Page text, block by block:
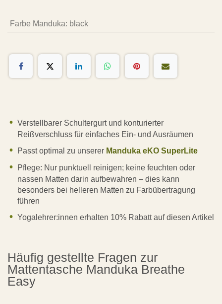
Farbe Manduka: black
Verstellbarer Schultergurt und konturierter
Reißverschluss für einfaches Ein- und Ausräumen
Passt optimal zu unserer Manduka eKO SuperLite
Pflege: Nur punktuell reinigen; keine feuchten oder
nassen Matten darin aufbewahren – dies kann
besonders bei helleren Matten zu Farbübertragung
führen
Yogalehrer:innen erhalten 10% Rabatt auf diesen Artikel
Häufig gestellte Fragen zur
Mattentasche Manduka Breathe
Easy